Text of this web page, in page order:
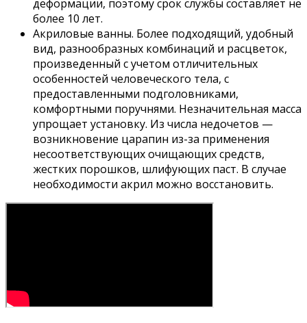
деформации, поэтому срок службы составляет не
более 10 лет.
Акриловые ванны. Более подходящий, удобный
вид, разнообразных комбинаций и расцветок,
произведенный с учетом отличительных
особенностей человеческого тела, с
предоставленными подголовниками,
комфортными поручнями. Незначительная масса
упрощает установку. Из числа недочетов —
возникновение царапин из-за применения
несоответствующих очищающих средств,
жестких порошков, шлифующих паст. В случае
необходимости акрил можно восстановить.